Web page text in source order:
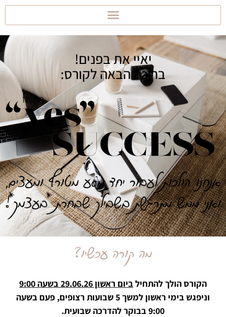
יאיי את בפנים!
ברוכה הבאה לקורס:
הקורס הולך להתחילביום ראשון 29.06.26 בשעה 9:00
וניפגש בימי ראשון למשך 5 שבועות רצופים, פעם בשעה
9:00 בבוקר להדרכה שבועית.